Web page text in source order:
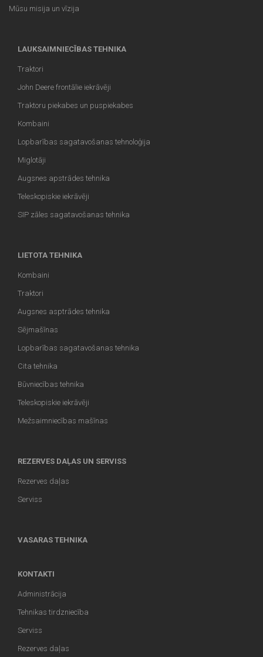
Mūsu misija un vīzija
LAUKSAIMNIECĪBAS TEHNIKA
Traktori
John Deere frontālie iekrāvēji
Traktoru piekabes un puspiekabes
Kombaini
Lopbarības sagatavošanas tehnoloģija
Miglotāji
Augsnes apstrādes tehnika
Teleskopiskie iekrāvēji
SIP zāles sagatavošanas tehnika
LIETOTA TEHNIKA
Kombaini
Traktori
Augsnes asptrādes tehnika
Sējmašīnas
Lopbarības sagatavošanas tehnika
Cita tehnika
Būvniecības tehnika
Teleskopiskie iekrāvēji
Mežsaimniecības mašīnas
REZERVES DAĻAS UN SERVISS
Rezerves daļas
Serviss
VASARAS TEHNIKA
KONTAKTI
Administrācija
Tehnikas tirdzniecība
Serviss
Rezerves daļas